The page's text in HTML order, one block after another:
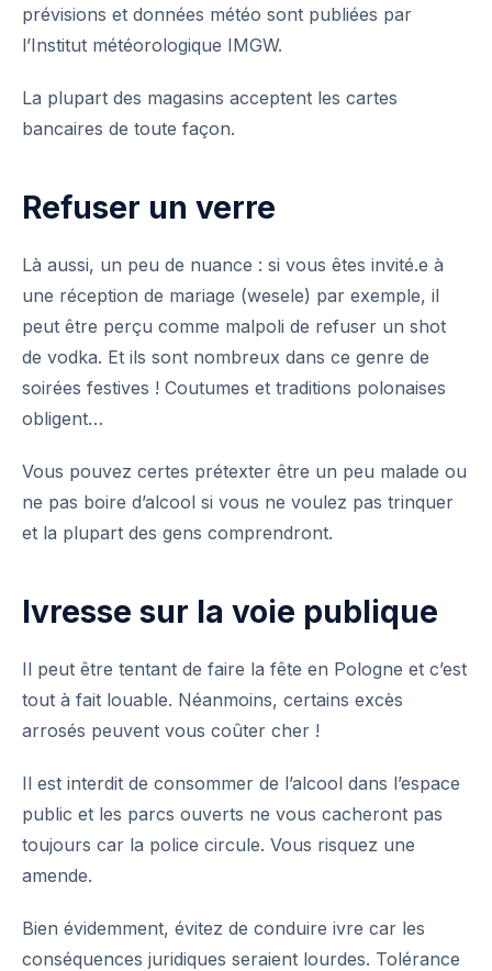
prévisions et données météo sont publiées par
l’Institut météorologique IMGW.
La plupart des magasins acceptent les cartes
bancaires de toute façon.
Refuser un verre
Là aussi, un peu de nuance : si vous êtes invité.e à
une réception de mariage (wesele) par exemple, il
peut être perçu comme malpoli de refuser un shot
de vodka. Et ils sont nombreux dans ce genre de
soirées festives ! Coutumes et traditions polonaises
obligent…
Vous pouvez certes prétexter être un peu malade ou
ne pas boire d’alcool si vous ne voulez pas trinquer
et la plupart des gens comprendront.
Ivresse sur la voie publique
Il peut être tentant de faire la fête en Pologne et c’est
tout à fait louable. Néanmoins, certains excès
arrosés peuvent vous coûter cher !
Il est interdit de consommer de l’alcool dans l’espace
public et les parcs ouverts ne vous cacheront pas
toujours car la police circule. Vous risquez une
amende.
Bien évidemment, évitez de conduire ivre car les
conséquences juridiques seraient lourdes. Tolérance